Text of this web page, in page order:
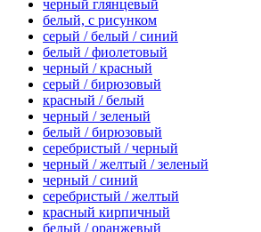
черный глянцевый
белый, с рисунком
серый / белый / синий
белый / фиолетовый
черный / красный
серый / бирюзовый
красный / белый
черный / зеленый
белый / бирюзовый
серебристый / черный
черный / желтый / зеленый
черный / синий
серебристый / желтый
красный кирпичный
белый / оранжевый